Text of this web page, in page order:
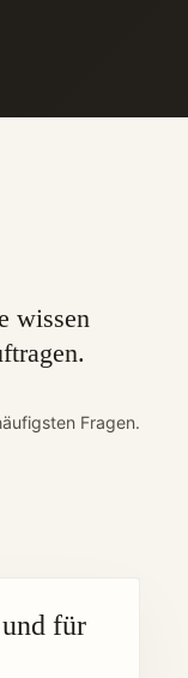
wissen
Fragen.
für